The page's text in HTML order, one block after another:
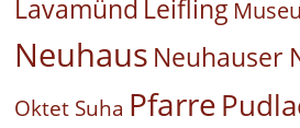
Lavamünd Leifling
Neuhaus Neuhauser
Oktet Suha Pfarre